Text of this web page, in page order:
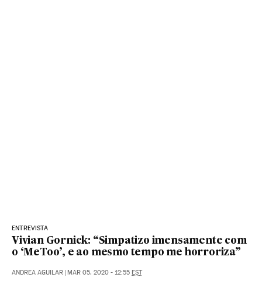
ENTREVISTA
Vivian Gornick: “Simpatizo imensamente com
o ‘MeToo’, e ao mesmo tempo me horroriza”
ANDREA AGUILAR | MAR 05, 2020 - 12:55 EST